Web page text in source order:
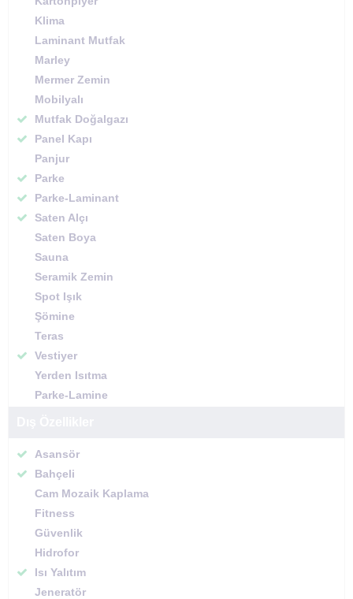
Klima
Laminant Mutfak
Marley
Mermer Zemin
Mobilyalı
Mutfak Doğalgazı
Panel Kapı
Panjur
Parke
Parke-Laminant
Saten Alçı
Saten Boya
Sauna
Seramik Zemin
Spot Işık
Şömine
Teras
Vestiyer
Yerden Isıtma
Parke-Lamine
Asansör
Bahçeli
Cam Mozaik Kaplama
Fitness
Güvenlik
Hidrofor
Isı Yalıtım
Jeneratör